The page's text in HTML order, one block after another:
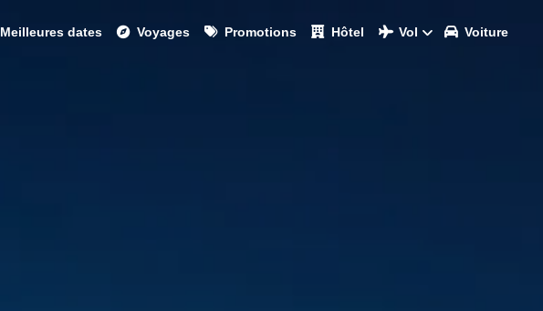
Meilleures dates Voyages Promotions Hôtel Vol Voiture